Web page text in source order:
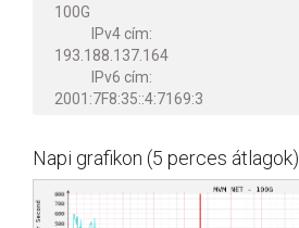
100G
IPv4 cím:
193.188.137.164
IPv6 cím:
2001:7F8:35::4:7169:3
Napi grafikon (5 perces átlagok)